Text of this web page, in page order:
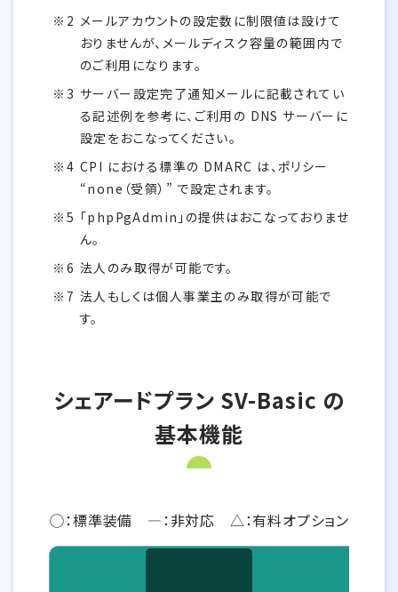
メールアカウントの設定数に制限値は設けて
おりませんが、メールディスク容量の範囲内で
のご利用になります。
サーバー設定完了通知メールに記載されてい
る記述例を参考に、ご利用の DNS サーバーに
設定をおこなってください。
CPI における標準の DMARC は、ポリシー
“none（受領）” で設定されます。
「phpPgAdmin」の提供はおこなっておりませ
ん。
法人のみ取得が可能です。
法人もしくは個人事業主のみ取得が可能で
す。
シェアードプラン SV-Basic の
基本機能
◯：標準装備 ―：非対応 △：有料オプション